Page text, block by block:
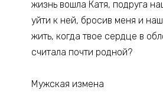
жизнь вошла Катя, подруга
уйти к ней, бросив меня и
жить, когда твое сердце в
считала почти родной?
Мужская измена